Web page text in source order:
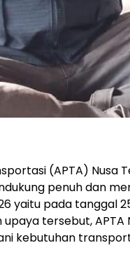
(APTA)
penuh dan
yaitu pada tanggal
tersebut,
kebutuhan